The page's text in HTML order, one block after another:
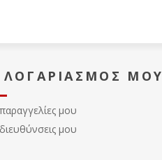
ΛΟΓΑΡΙΑΣΜΌΣ ΜΟΥ
μου
μου